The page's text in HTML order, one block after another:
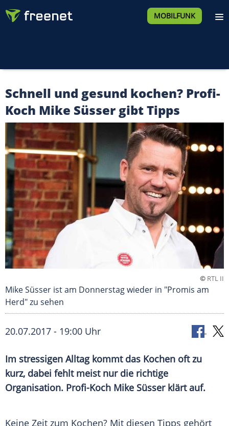
MOBILFUNK
Schnell und gesund kochen? Profi-
Koch Mike Süsser gibt Tipps
© RTL II
Mike Süsser ist am Donnerstag wieder in "Promis am
Herd" zu sehen
20.07.2017 - 19:00 Uhr
Im stressigen Alltag kommt das Kochen oft zu
kurz, dabei fehlt meist nur die richtige
Organisation. Profi-Koch Mike Süsserklärt auf.
Keine Zeit zum Kochen? Mit diesen Tipps gehört